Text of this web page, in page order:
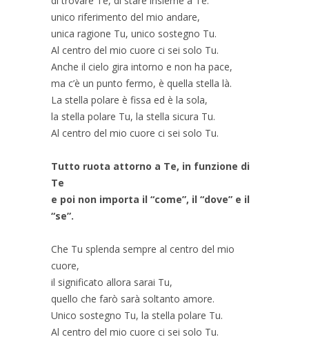
unico riferimento del mio andare,
unica ragione Tu, unico sostegno Tu.
Al centro del mio cuore ci sei solo Tu.
Anche il cielo gira intorno e non ha pace,
ma c’è un punto fermo, è quella stella là.
La stella polare è fissa ed è la sola,
la stella polare Tu, la stella sicura Tu.
Al centro del mio cuore ci sei solo Tu.
Tutto ruota attorno a Te, in funzione di
Te
e poi non importa il “come”, il “dove” e il
“se”.
Che Tu splenda sempre al centro del mio
cuore,
il significato allora sarai Tu,
quello che farò sarà soltanto amore.
Unico sostegno Tu, la stella polare Tu.
Al centro del mio cuore ci sei solo Tu.